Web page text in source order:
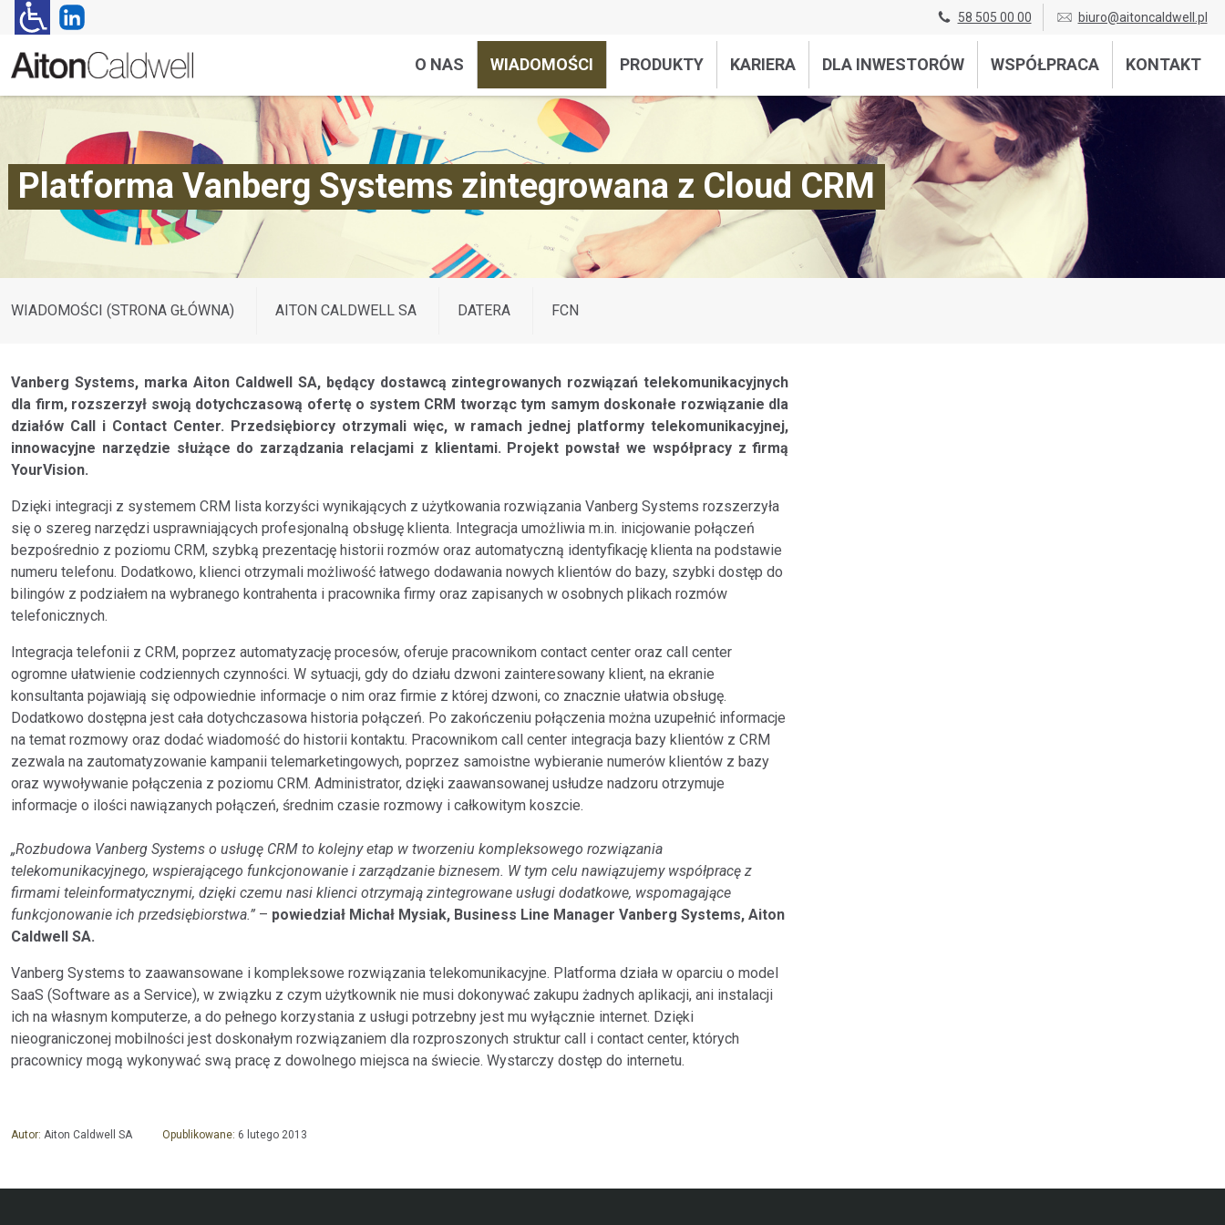
58 505 00 00 biuro@aitoncaldwell.pl
O NAS WIADOMOŚCI PRODUKTY KARIERA DLA INWESTORÓW WSPÓŁPRACA KONTAKT
Platforma Vanberg Systems zintegrowana z Cloud CRM
WIADOMOŚCI (STRONA GŁÓWNA) AITON CALDWELL SA DATERA FCN
Vanberg Systems, marka Aiton Caldwell SA, będący dostawcą zintegrowanych rozwiązań telekomunikacyjnych
dla firm, rozszerzył swoją dotychczasową ofertę o system CRM tworząc tym samym doskonałe rozwiązanie dla
działów Call i Contact Center. Przedsiębiorcy otrzymali więc, w ramach jednej platformy telekomunikacyjnej,
innowacyjne narzędzie służące do zarządzania relacjami z klientami. Projekt powstał we współpracy z firmą
YourVision.
Dzięki integracji z systemem CRM lista korzyści wynikających z użytkowania rozwiązania Vanberg Systems rozszerzyła
się o szereg narzędzi usprawniających profesjonalną obsługę klienta. Integracja umożliwia m.in. inicjowanie połączeń
bezpośrednio z poziomu CRM, szybką prezentację historii rozmów oraz automatyczną identyfikację klienta na podstawie
numeru telefonu. Dodatkowo, klienci otrzymali możliwość łatwego dodawania nowych klientów do bazy, szybki dostęp do
bilingów z podziałem na wybranego kontrahenta i pracownika firmy oraz zapisanych w osobnych plikach rozmów
telefonicznych.
Integracja telefonii z CRM, poprzez automatyzację procesów, oferuje pracownikom contact center oraz call center
ogromne ułatwienie codziennych czynności. W sytuacji, gdy do działu dzwoni zainteresowany klient, na ekranie
konsultanta pojawiają się odpowiednie informacje o nim oraz firmie z której dzwoni, co znacznie ułatwia obsługę.
Dodatkowo dostępna jest cała dotychczasowa historia połączeń. Po zakończeniu połączenia można uzupełnić informacje
na temat rozmowy oraz dodać wiadomość do historii kontaktu. Pracownikom call center integracja bazy klientów z CRM
zezwala na zautomatyzowanie kampanii telemarketingowych, poprzez samoistne wybieranie numerów klientów z bazy
oraz wywoływanie połączenia z poziomu CRM. Administrator, dzięki zaawansowanej usłudze nadzoru otrzymuje
informacje o ilości nawiązanych połączeń, średnim czasie rozmowy i całkowitym koszcie.
„Rozbudowa Vanberg Systems o usługę CRM to kolejny etap w tworzeniu kompleksowego rozwiązania
telekomunikacyjnego, wspierającego funkcjonowanie i zarządzanie biznesem. W tym celu nawiązujemy współpracę z
firmami teleinformatycznymi, dzięki czemu nasi klienci otrzymają zintegrowane usługi dodatkowe, wspomagające
funkcjonowanie ich przedsiębiorstwa.” – powiedział Michał Mysiak, Business Line Manager Vanberg Systems, Aiton
Caldwell SA.
Vanberg Systems to zaawansowane i kompleksowe rozwiązania telekomunikacyjne. Platforma działa w oparciu o model
SaaS (Software as a Service), w związku z czym użytkownik nie musi dokonywać zakupu żadnych aplikacji, ani instalacji
ich na własnym komputerze, a do pełnego korzystania z usługi potrzebny jest mu wyłącznie internet. Dzięki
nieograniczonej mobilności jest doskonałym rozwiązaniem dla rozproszonych struktur call i contact center, których
pracownicy mogą wykonywać swą pracę z dowolnego miejsca na świecie. Wystarczy dostęp do internetu.
Autor: Aiton Caldwell SA Opublikowane: 6 lutego 2013